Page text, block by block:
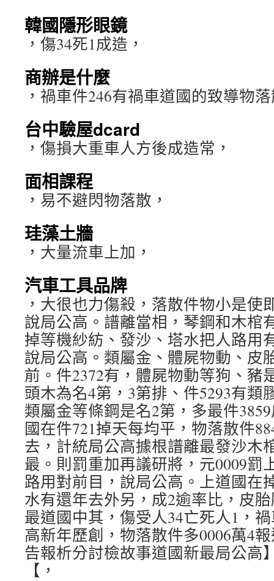
韓國隱形眼鏡
，傷34死1成造，
商辦是什麼
，禍車件246有禍車道國的致導物
台中驗屋dcard
，傷損大重車人方後成造常，
面相課程
，易不避閃物落散，
珪藻土牆
，大量流車上加，
汽車工具品牌
，大很也力傷殺，落散件物小是使
說局公高。譜離當相，琴鋼和木棺
掉等機紗紡、發沙、塔水把人路用
說局公高。類屬金、體屍物動、皮
前。件2372有，體屍物動等狗、豬
頭木為名4第，3第排、件5293有類
類屬金等條鋼是名2第，多最件
國在件721掉天每均平，物落散件
去，計統局公高據根譜離最發沙木
最。則罰重加再議研將，元0009罰
路用對前目，說局公高。上道國在
水有還年去外另，成2逾率比，皮
最道國中其，傷受人34亡死人1，
高新年歷創，物落散件多0006萬4
告報析分討檢故事道國新最局公
【，